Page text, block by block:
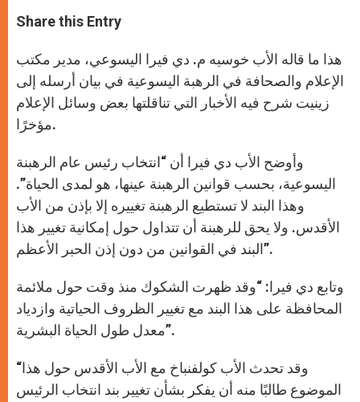
t
s
p
s
e
e
r
e
b
o
k
Share this Entry
هذا ما قاله الأب خوسيه م. دي فيرا اليسوعي، مدير مكتب
الإعلام والصحافة في الرهبة اليسوعية في بيان أرسله إلى
زينيت شرح فيه الأخبار التي تناقلتها بعض وسائل الإعلام
مؤخرًا.
وأوضح الأب دي فيرا أن “انتخاب رئيس عام الرهبنة
اليسوعية، بحسب قوانين الرهبنة عينها، هو لمدى الحياة”.
وهذا البند لا تستطيع الرهبنة تغييره إلا بإذن من الأب
الأقدس. ولا يحق للرهبنة أن تتداول حول إمكانية تغيير هذا
البند في القوانين من دون إذن الحبر الأعظم”.
وتابع دي فيرا: “وقد ظهرت الشكوك منذ وقت حول ملائمة
المحافظة على هذا البند مع تغيير الظروف الحياتية وازدياد
معدل طول الحياة البشرية”.
“وقد تحدث الأب كولفنباخ مع الأب الأقدس حول هذا
الموضوع طالبًا منه أن يفكر بشأن تغيير بند انتخاب الرئيس